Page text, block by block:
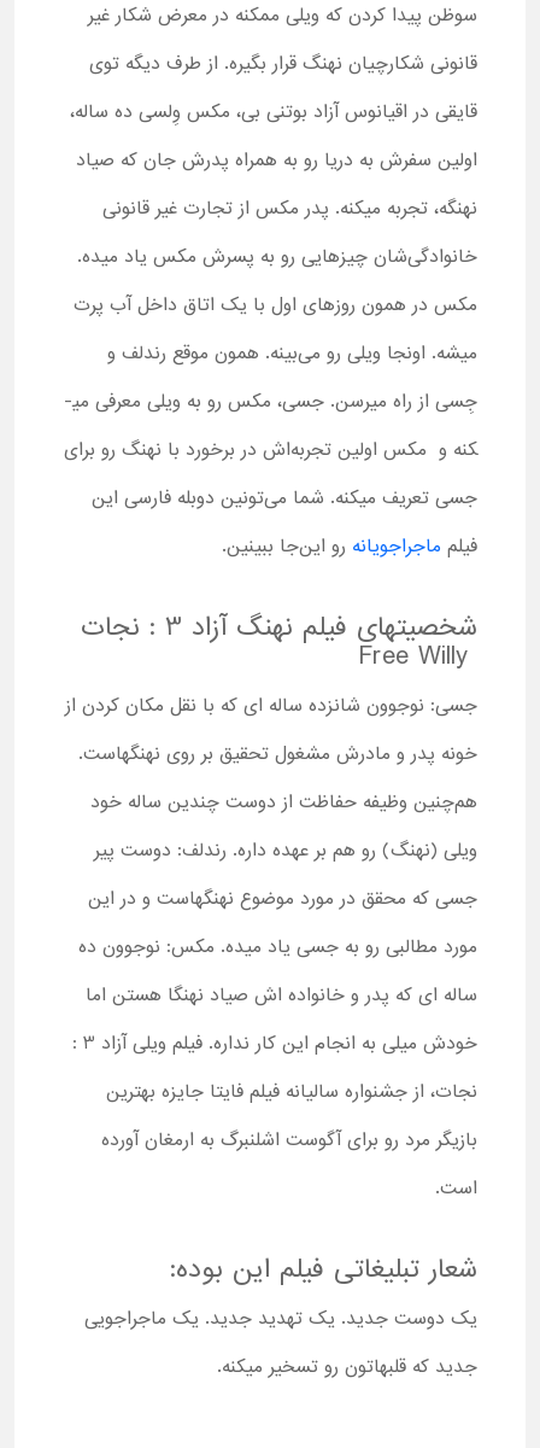
سوظن پیدا کردن که ویلی ممکنه در معرض شکار غیر
قانونی شکارچیان نهنگ قرار بگیره. از طرف دیگه توی
قایقی در اقیانوس آزاد بوتنی بی، مکس وِلسی ده ساله،
اولین سفرش به دریا رو به همراه پدرش جان که صیاد
نهنگه، تجربه می­کنه. پدر مکس از تجارت غیر قانونی
خانوادگی‌شان چیزهایی رو به پسرش مکس یاد می­ده.
مکس در همون روزهای اول با یک اتاق داخل آب پرت
میشه. اونجا ویلی رو می‌بینه. همون موقع رندلف و
جِسی از راه می­رسن. جسی، مکس رو به ویلی معرفی می­
کنه و مکس اولین تجربه‌ا­ش در برخورد با نهنگ رو برای
جسی تعریف می­کنه. شما می‌تونین دوبله فارسی این
فیلم ماجراجویانه رو این‌جا ببینین.
شخصیت­های فیلم نهنگ آزاد 3 : نجات
جسی: نوجوون شانزده ساله ­ای که با نقل مکان کردن از
خونه پدر و مادرش مشغول تحقیق بر روی نهنگ­هاست.
هم‌چنین وظیفه حفاظت از دوست چندین ساله خود
ویلی (نهنگ) رو هم بر عهده داره. رندلف: دوست پیر
جسی که محقق در مورد موضوع نهنگ­هاست و در این
مورد مطالبی رو به جسی یاد می­ده. مکس: نوجوون ده
ساله­ ای که پدر و خانواده اش صیاد نهنگا هستن اما
خودش میلی به انجام این کار نداره. فیلم ویلی آزاد 3 :
نجات، از جشنواره سالیانه فیلم فایتا جایزه بهترین
بازیگر مرد رو برای آگوست اشلنبرگ به ارمغان آورده
است.
شعار تبلیغاتی فیلم این بوده:
یک دوست جدید. یک تهدید جدید. یک ماجراجویی
جدید که قلبهاتون رو تسخیر میکنه.